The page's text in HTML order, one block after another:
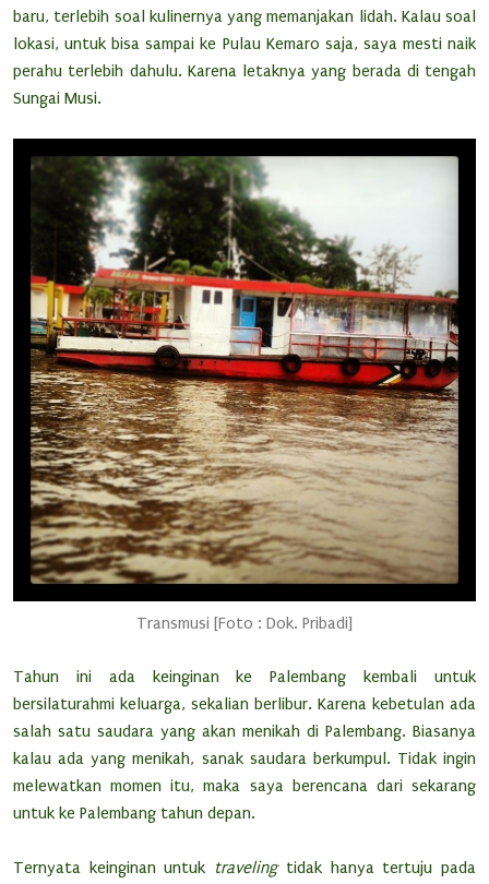
baru, terlebih soal kulinernya yang memanjakan lidah. Kalau soal
lokasi, untuk bisa sampai ke Pulau Kemaro saja, saya mesti naik
perahu terlebih dahulu. Karena letaknya yang berada di tengah
Sungai Musi.
Transmusi [Foto : Dok. Pribadi]
Tahun ini ada keinginan ke Palembang kembali untuk
bersilaturahmi keluarga, sekalian berlibur. Karena kebetulan ada
salah satu saudara yang akan menikah di Palembang. Biasanya
kalau ada yang menikah, sanak saudara berkumpul. Tidak ingin
melewatkan momen itu, maka saya berencana dari sekarang
untuk ke Palembang tahun depan.
Ternyata keinginan untuk travelingtidak hanya tertuju pada